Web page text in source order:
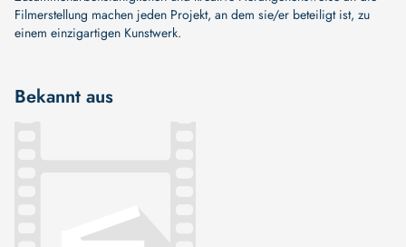
Filmerstellung machen jeden Projekt, an dem sie/er beteiligt ist, zu
einem einzigartigen Kunstwerk.
Bekannt aus